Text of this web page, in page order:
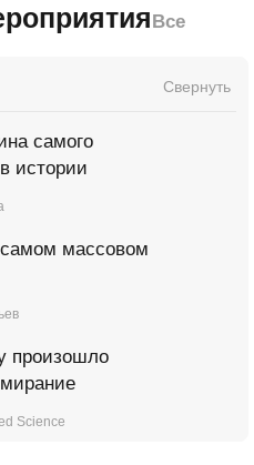
Все
Свернуть
самого
истории
массовом
произошло
Science